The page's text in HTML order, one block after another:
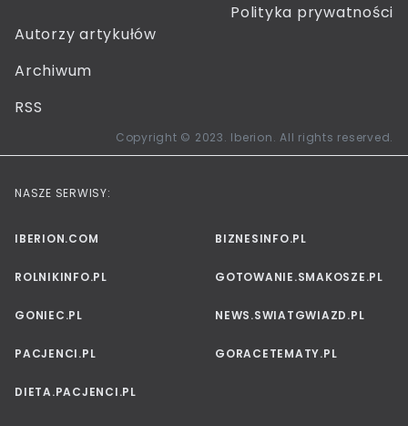
Polityka prywatności
Autorzy artykułów
Archiwum
RSS
Copyright © 2023. Iberion. All rights reserved.
NASZE SERWISY:
IBERION.COM BIZNESINFO.PL
ROLNIKINFO.PL GOTOWANIE.SMAKOSZE.PL
GONIEC.PL NEWS.SWIATGWIAZD.PL
PACJENCI.PL GORACETEMATY.PL
DIETA.PACJENCI.PL